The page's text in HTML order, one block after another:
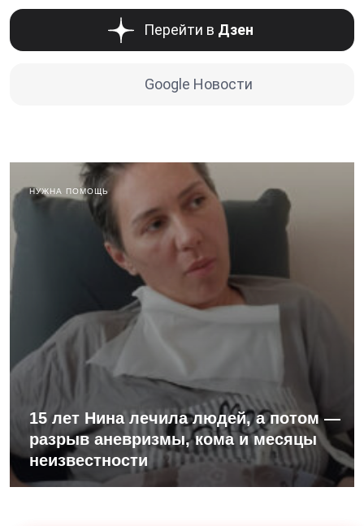
Перейти в Дзен
Google Новости
НУЖНА ПОМОЩЬ
15 лет Нина лечила людей, а потом —
разрыв аневризмы, кома и месяцы
неизвестности